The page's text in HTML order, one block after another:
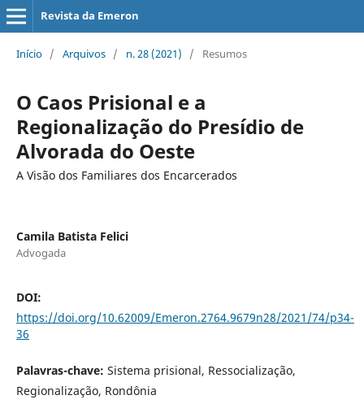
Revista da Emeron
Início / Arquivos / n. 28 (2021) / Resumos
O Caos Prisional e a
Regionalização do Presídio de
Alvorada do Oeste
A Visão dos Familiares dos Encarcerados
Camila Batista Felici
Advogada
DOI:
https://doi.org/10.62009/Emeron.2764.9679n28/2021/74/p34-
36
Palavras-chave: Sistema prisional, Ressocialização,
Regionalização, Rondônia